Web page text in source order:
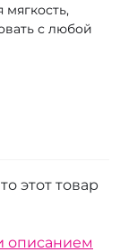
с любой
этот товар
описанием